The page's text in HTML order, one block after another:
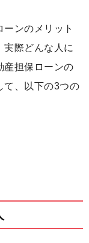
ンのメリット
際どんな人に
産担保ローンの
て、以下の3つの